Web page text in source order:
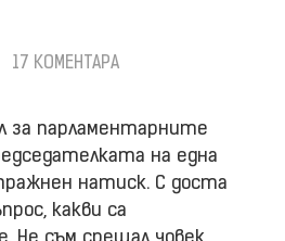
17 КОМЕНТАРА
за парламентарните
на една
натиск. С доста
какви са